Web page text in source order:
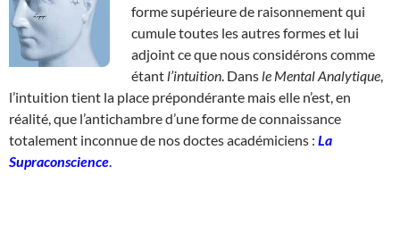
forme supérieure de raisonnement qui
cumule toutes les autres formes et lui
adjoint ce que nous considérons comme
étant l’intuition . Dans le Mental Analytique
l’intuition tient la place prépondérante mais elle n’est, en
réalité, que l’antichambre d’une forme de connaissance
totalement inconnue de nos doctes académiciens : La
Supraconscience